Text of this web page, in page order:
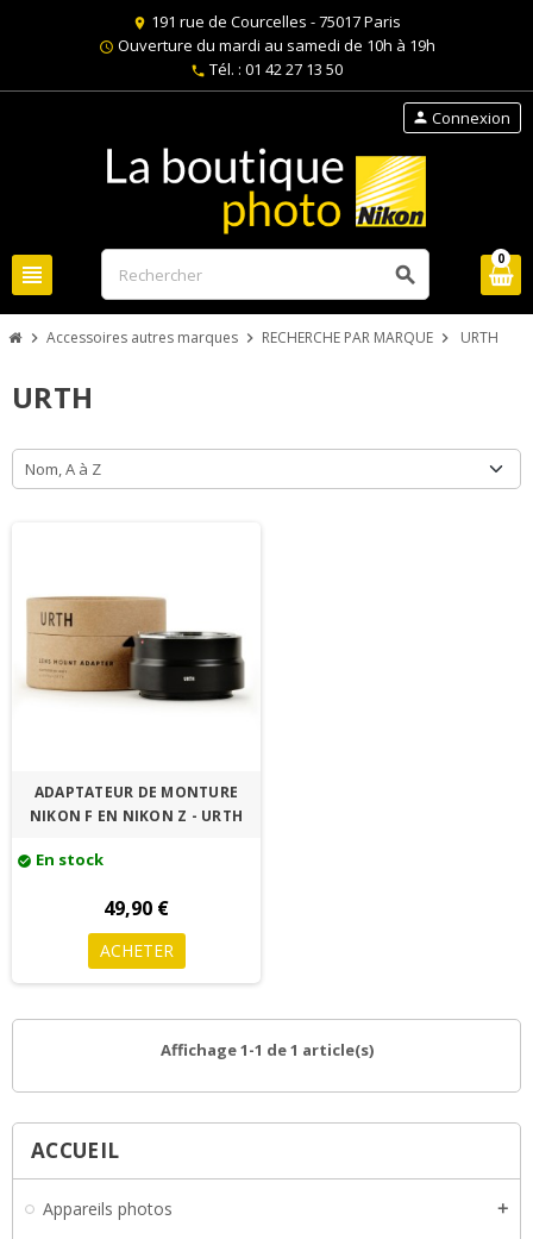
location_on 191 rue de Courcelles - 75017 Paris
schedule Ouverture du mardi au samedi de 10h à 19h
phone Tél. : 01 42 27 13 50
view_headline search
person Connexion
0
chevron_right Accessoires autres marques chevron_right RECHERCHE PAR MARQUE chevron_right URTH
ACCUEIL
Appareils photos add
URTH
Nom, A à Z
ADAPTATEUR DE MONTURE
NIKON F EN NIKON Z - URTH
check_circle En stock
49,90 €
ACHETER
Affichage 1-1 de 1 article(s)